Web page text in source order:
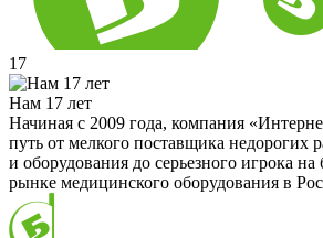
17
Нам 17 лет
Начиная с 2009 года, компания
путь от мелкого поставщика недорогих
и оборудования до серьезного игрока
рынке медицинского оборудования в